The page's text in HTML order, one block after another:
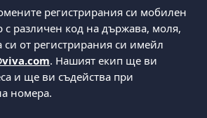
регистрирания си мобилен
различен код на държава, моля,
си от регистрирания си имейл
. Нашият екип ще ви
и ще ви съдейства при
номера.